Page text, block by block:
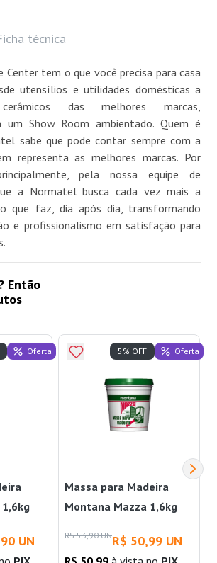
técnica
tem o que você precisa para casa
utensílios e utilidades domésticas a
das melhores marcas,
um Show Room ambientado. Quem é
sabe que pode contar sempre com a
representa as melhores marcas. Por
pela nossa equipe de
a Normatel busca cada vez mais a
que faz, dia após dia, transformando
e profissionalismo em satisfação para
Então
UN
Oferta
Massa para Madeira
Montana Mazza 1,6kg
R$ 53,90 UNR$ 50,99 UN
5% OFF Oferta